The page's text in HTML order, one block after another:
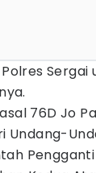
76D Jo
Pengganti